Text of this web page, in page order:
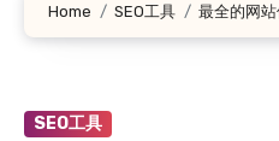
Home SEO工具 最全的网站
SEO工具